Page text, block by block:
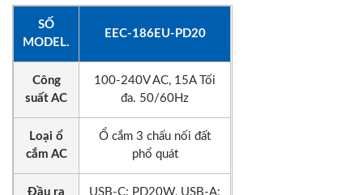
SỐ
MODEL.
EEC-186EU-PD20
Công
suất AC
100-240V AC, 15A Tối
đa. 50/60Hz
Loại ổ
cắm AC
Ổ cắm 3 chấu nối đất
phổ quát
Đầu ra
USB-C: PD20W, USB-A: